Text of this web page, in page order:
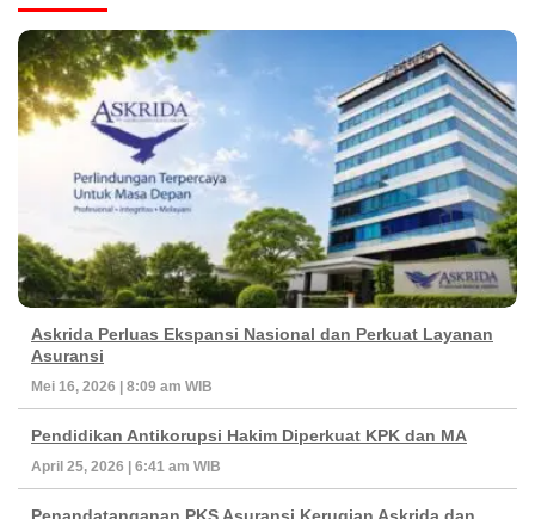
Askrida Perluas Ekspansi Nasional dan Perkuat Layanan
Asuransi
Mei 16, 2026 | 8:09 am WIB
Pendidikan Antikorupsi Hakim Diperkuat KPK dan MA
April 25, 2026 | 6:41 am WIB
Penandatanganan PKS Asuransi Kerugian Askrida dan